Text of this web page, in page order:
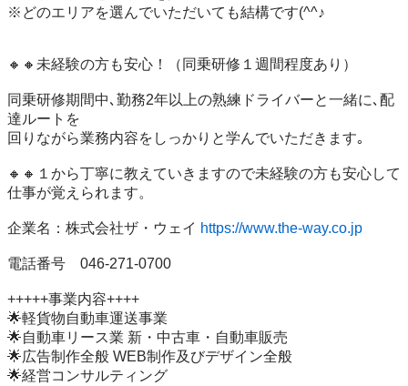
※どのエリアを選んでいただいても結構です(^^♪
🔸🔸未経験の方も安心！（同乗研修１週間程度あり）
同乗研修期間中､勤務2年以上の熟練ドライバーと一緒に､配
達ルートを
回りながら業務内容をしっかりと学んでいただきます｡
🔸🔸１から丁寧に教えていきますので未経験の方も安心して
仕事が覚えられます。
企業名：株式会社ザ・ウェイ https://www.the-way.co.jp
電話番号　046-271-0700
+++++事業内容++++
🌟軽貨物自動車運送事業
🌟自動車リース業 新・中古車・自動車販売
🌟広告制作全般 WEB制作及びデザイン全般
🌟経営コンサルティング